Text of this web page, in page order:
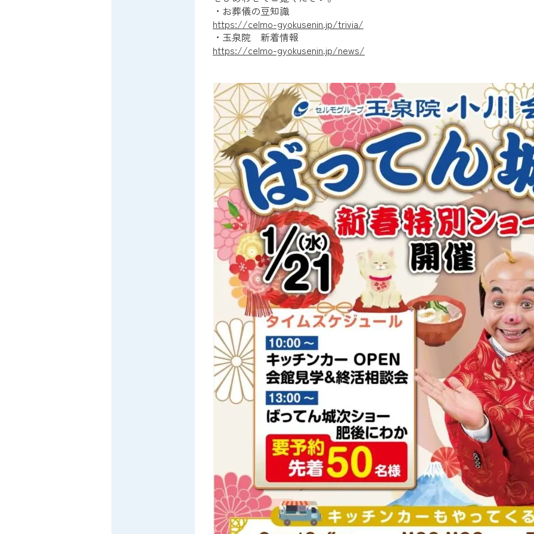
・お葬儀の豆知識
https://celmo-gyokusenin.jp/trivia/
・玉泉院 新着情報
https://celmo-gyokusenin.jp/news/